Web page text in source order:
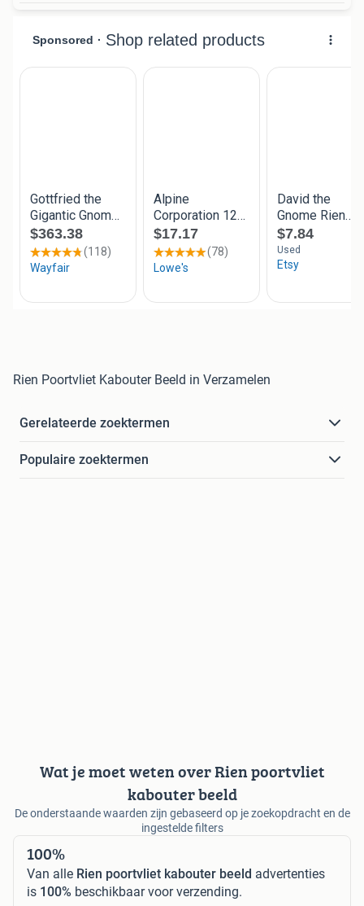
Rien Poortvliet Kabouter Beeld in Verzamelen
Gerelateerde zoektermen
Populaire zoektermen
Wat je moet weten over Rien poortvliet
kabouter beeld
De onderstaande waarden zijn gebaseerd op je zoekopdracht en de
ingestelde filters
100%
Van alle Rien poortvliet kabouter beeld advertenties
is 100% beschikbaar voor verzending.